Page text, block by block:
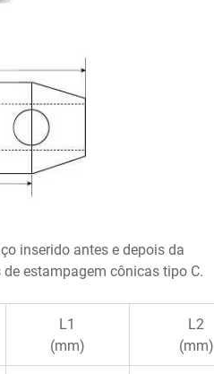
inserido antes e depois da
estampagem cônicas tipo C.
L1
(mm)
L2
(mm)